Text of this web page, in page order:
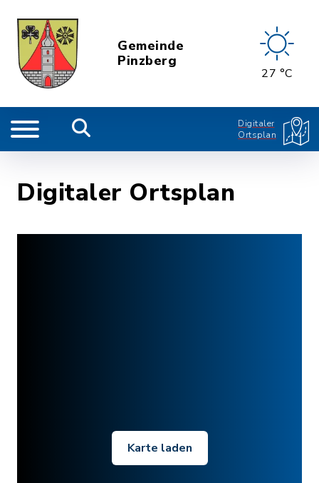
Gemeinde
Pinzberg
27 °C
Digitaler
Ortsplan
Digitaler Ortsplan
Karte laden